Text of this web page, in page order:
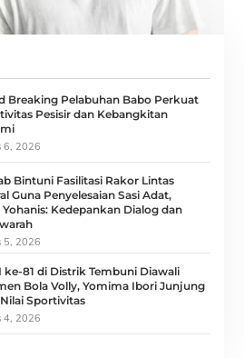
Breaking Pelabuhan Babo Perkuat
Pesisir dan Kebangkitan
6, 2026
Bintuni Fasilitasi Rakor Lintas
Guna Penyelesaian Sasi Adat,
Kedepankan Dialog dan
5, 2026
ke-81 di Distrik Tembuni Diawali
Bola Volly, Yomima Ibori Junjung
Sportivitas
4, 2026